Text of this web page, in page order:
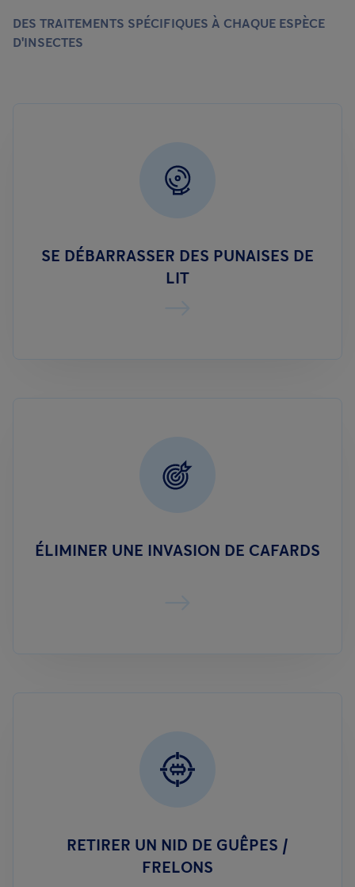
DES TRAITEMENTS SPÉCIFIQUES À CHAQUE ESPÈCE
D'INSECTES
SE DÉBARRASSER DES PUNAISES DE
LIT
ÉLIMINER UNE INVASION DE CAFARDS
RETIRER UN NID DE GUÊPES /
FRELONS